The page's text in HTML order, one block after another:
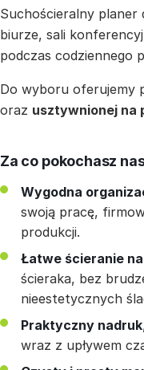
Suchościeralny planer
biurze, sali
podczas codziennego
Do wyboru oferujemy
oraz usztywnionej na
Za co pokochasz
Wygodna
swoją pracę,
produkcji.
Łatwe ścieranie
ścieraka, bez
nieestetycznych
Praktyczny nadruk
wraz z upływem